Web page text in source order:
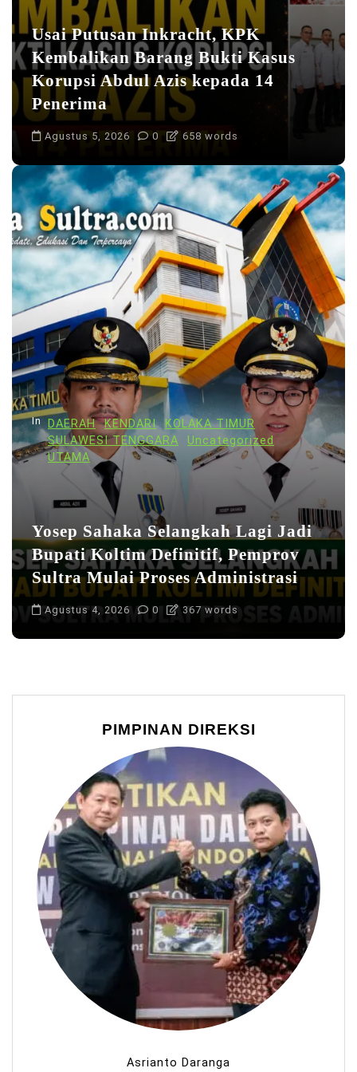
Usai Putusan Inkracht, KPK
Kembalikan Barang Bukti Kasus
Korupsi Abdul Azis kepada 14
Penerima
Agustus 5, 2026 0 658 words
In DAERAH KENDARI
KOLAKA TIMUR
SULAWESI TENGGARA
Uncategorized
UTAMA
Yosep Sahaka Selangkah Lagi Jadi
Bupati Koltim Definitif, Pemprov
Sultra Mulai Proses Administrasi
Agustus 4, 2026 0 367 words
PIMPINAN DIREKSI
Asrianto Daranga